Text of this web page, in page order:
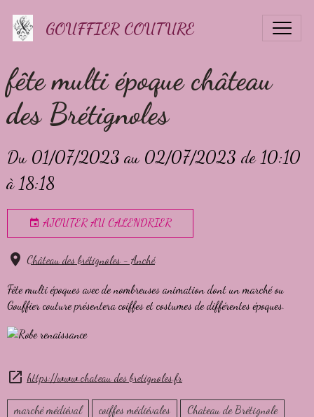
GOUFFIER COUTURE
fête multi époque château
des Brétignoles
Du 01/07/2023 au 02/07/2023 de 10:10
à 18:18
AJOUTER AU CALENDRIER
Château des brétignoles - Anché
Fête multi époques avec de nombreuses animation dont un marché ou
Gouffier couture présentera coiffes et costumes de différentes époques.
https://www.chateau des bretignoles.fr
marché médiéval coiffes médiévales Chateau de Brétignole